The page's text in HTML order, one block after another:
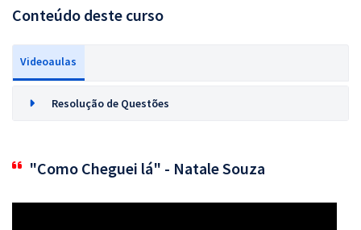
Conteúdo deste curso
Videoaulas
Resolução de Questões
"Como Cheguei lá" - Natale Souza